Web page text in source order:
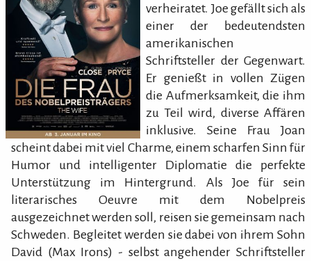
verheiratet. Joe gefällt sich als
einer der bedeutendsten
amerikanischen
Schriftsteller der Gegenwart.
Er genießt in vollen Zügen
die Aufmerksamkeit, die ihm
zu Teil wird, diverse Affären
inklusive. Seine Frau Joan
scheint dabei mit viel Charme, einem scharfen Sinn für
Humor und intelligenter Diplomatie die perfekte
Unterstützung im Hintergrund. Als Joe für sein
literarisches Oeuvre mit dem Nobelpreis
ausgezeichnet werden soll, reisen sie gemeinsam nach
Schweden. Begleitet werden sie dabei von ihrem Sohn
David (Max Irons) - selbst angehender Schriftsteller